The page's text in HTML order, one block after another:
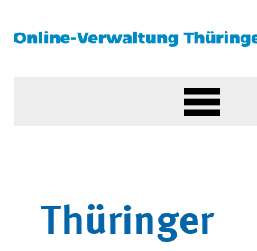
Thüringer